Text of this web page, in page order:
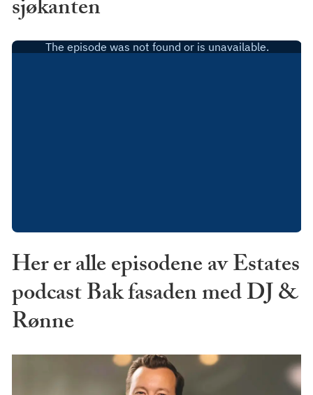
sjøkanten
Her er alle episodene av Estates
podcast Bak fasaden med DJ &
Rønne